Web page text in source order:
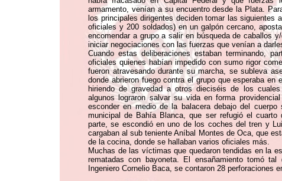
armamento, venían a su encuentro desde la Plata.
los principales dirigentes deciden tomar las
oficiales y 200 soldados) en un galpón cercano,
encomendar a grupo a salir en búsqueda de caballos
iniciar negociaciones con las fuerzas que venían a
Cuando estas deliberaciones estaban terminando,
oficiales quienes habían impedido con sumo rigor
fueron atravesando durante su marcha, se subleva
donde abrieron fuego contra el grupo que esperaba
hiriendo de gravedad a otros dieciséis de los
algunos lograron salvar su vida en forma
esconder en medio de la balacera debajo del
municipal de Bahía Blanca, que ser refugió el
parte, se escondió en uno de los coches del tren y
cargaban al sub teniente Aníbal Montes de Oca, que
de la cocina, donde se hallaban varios oficiales más.
Muchas de las víctimas que quedaron tendidas en la
rematadas con bayoneta. El ensañamiento tomó
Ingeniero Cornelio Baca, se contaron 28 perforaciones